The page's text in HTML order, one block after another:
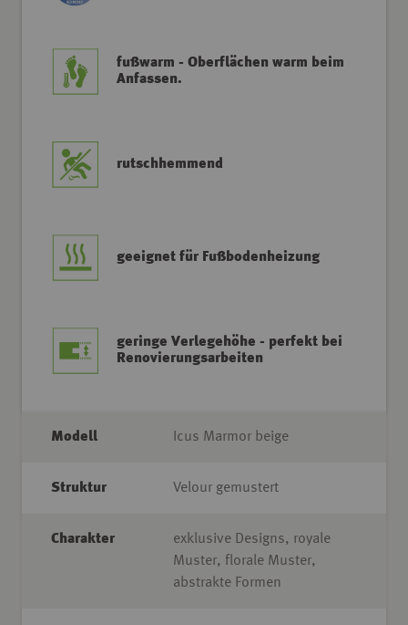
fußwarm - Oberflächen warm beim
Anfassen.
rutschhemmend
geeignet für Fußbodenheizung
geringe Verlegehöhe - perfekt bei
Renovierungsarbeiten
Modell Icus Marmor beige
Struktur Velour gemustert
Charakter
exklusive Designs, royale
Muster, florale Muster,
abstrakte Formen